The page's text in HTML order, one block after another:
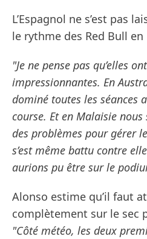
L’Espagnol ne s’est pas
le rythme des Red Bull en
"Je ne pense pas qu’elles
impressionnantes. En
dominé toutes les séances
course. Et en Malaisie nous
des problèmes pour gérer
s’est même battu contre
aurions pu être sur le
Alonso estime qu’il faut
complètement sur le sec
"Côté météo, les deux